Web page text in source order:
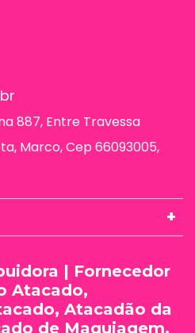
887, Entre Travessa
Marco, Cep 66093005,
| Fornecedor
Atacado,
Atacadão da
de Maquiagem.